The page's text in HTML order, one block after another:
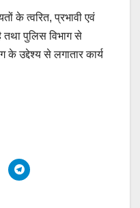
के त्वरित, प्रभावी एवं
तथा पुलिस विभाग से
उद्देश्य से लगातार कार्य